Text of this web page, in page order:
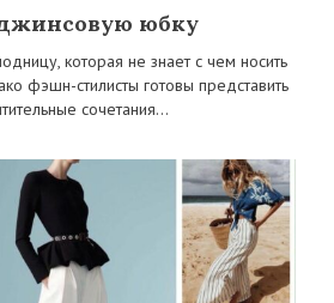
юбку
которая не знает с чем носить
фэшн-стилисты готовы представить
сочетания…